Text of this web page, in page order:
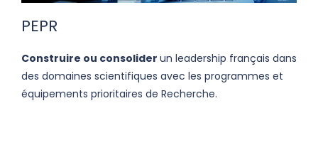
PEPR
Construire ou consolider un leadership français dans
des domaines scientifiques avec les programmes et
équipements prioritaires de Recherche.